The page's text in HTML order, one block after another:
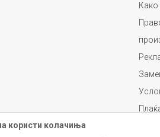
Како
користи колачиња